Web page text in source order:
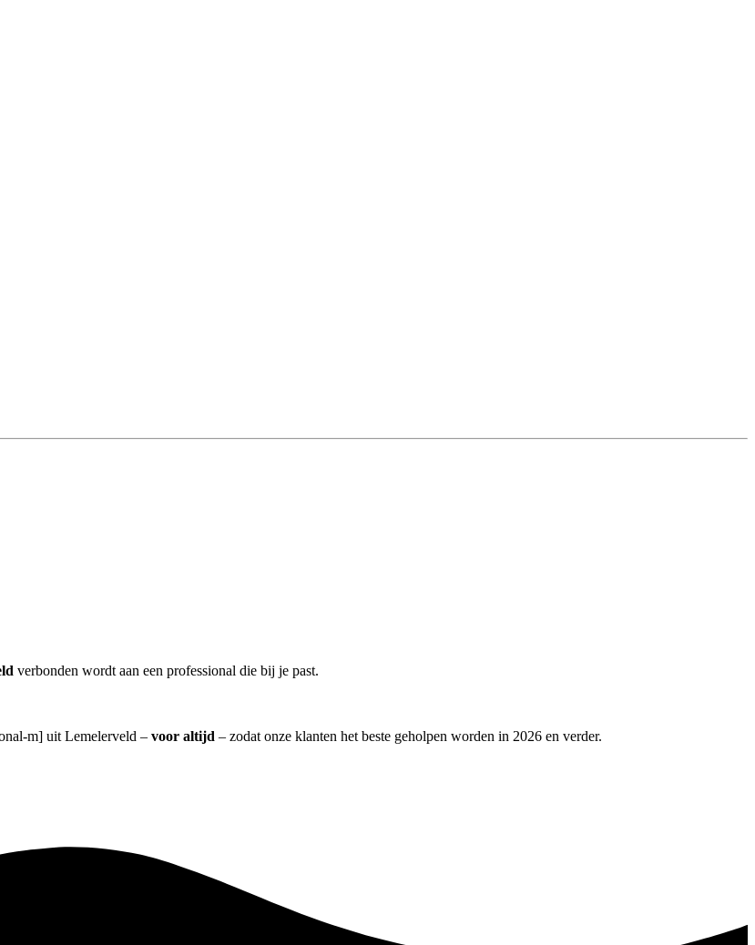
verbonden wordt aan een professional die bij je past.
m] uit Lemelerveld – voor altijd – zodat onze klanten het beste geholpen worden in 2026 en verder.